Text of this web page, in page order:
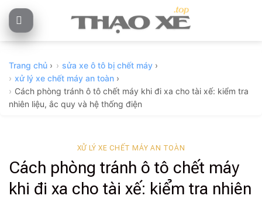
Skip
to
Trang chủ › sửa xe ô tô bị chết máy ›
xử lý xe chết máy an toàn ›
Cách phòng tránh ô tô chết máy khi đi xa cho tài xế: kiểm tra
nhiên liệu, ắc quy và hệ thống điện
XỬ LÝ XE CHẾT MÁY AN TOÀN
Cách phòng tránh ô tô chết máy
khi đi xa cho tài xế: kiểm tra nhiên